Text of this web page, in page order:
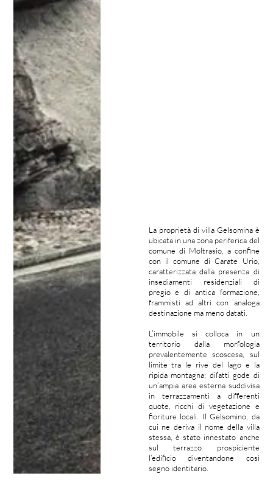
La proprietà di villa Gelsomina è
ubicata in una zona periferica del
comune di Moltrasio, a confine
con il comune di Carate Urio,
caratterizzata dalla presenza di
insediamenti residenziali di
pregio e di antica formazione,
frammisti ad altri con analoga
destinazione ma meno datati.
L’immobile si colloca in un
territorio dalla morfologia
prevalentemente scoscesa, sul
limite tra le rive del lago e la
ripida montagna; difatti gode di
un’ampia area esterna suddivisa
in terrazzamenti a differenti
quote, ricchi di vegetazione e
fioriture locali. Il Gelsomino, da
cui ne deriva il nome della villa
stessa, è stato innestato anche
sul terrazzo prospiciente
l’edificio diventandone così
segno identitario.